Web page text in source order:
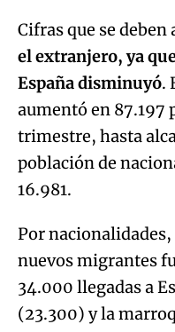
Cifras que se deben
el extranjero, ya
España disminuyó.
aumentó en 87.197
trimestre, hasta
población de
16.981.
Por
nuevos migrantes
34.000 llegadas a
(23.300) y la